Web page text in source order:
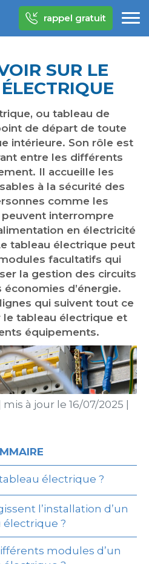
rappel gratuit
SUR LE
ou tableau de
de départ de toute
intérieure. Son rôle est
entre les différents
Il accueille les
à la sécurité des
comme les
interrompre
en électricité
tableau électrique peut
facultatifs qui
la gestion des circuits
d’énergie.
qui suivent tout ce
le tableau électrique et
équipements.
mis à jour le 16/07/2025
électrique ?
l’installation d’un
électrique ?
modules d’un